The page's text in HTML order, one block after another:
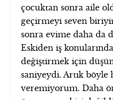
çocuktan sonra aile
geçirmeyi seven
sonra evime daha da
Eskiden iş
değiştirmek için
saniyeydi. Artık böyle
veremiyorum. Daha